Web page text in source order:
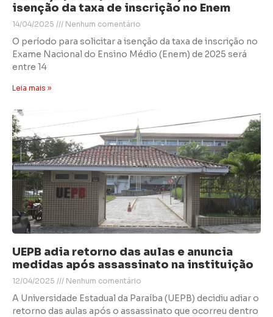
isenção da taxa de inscrição no Enem
14/04/2025 Nenhum comentário
O período para solicitar a isenção da taxa de inscrição no
Exame Nacional do Ensino Médio (Enem) de 2025 será
entre 14
Leia mais »
UEPB adia retorno das aulas e anuncia
medidas após assassinato na instituição
12/04/2025 Nenhum comentário
A Universidade Estadual da Paraíba (UEPB) decidiu adiar o
retorno das aulas após o assassinato que ocorreu dentro